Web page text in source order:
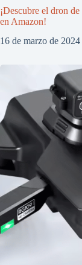
¡Descubre el dron
en Amazon!
16 de marzo de 2024